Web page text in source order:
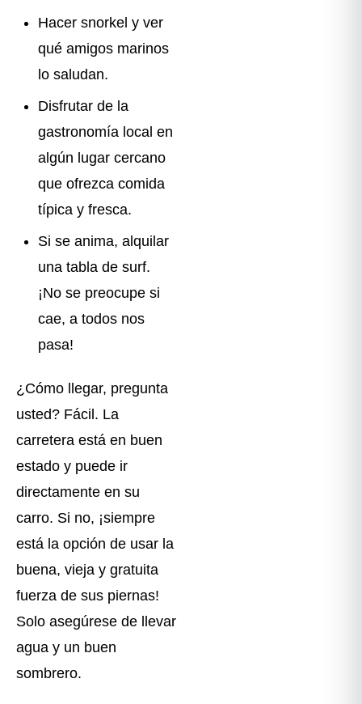
Hacer snorkel y ver
qué amigos marinos
lo saludan.
Disfrutar de la
gastronomía local en
algún lugar cercano
que ofrezca comida
típica y fresca.
Si se anima, alquilar
una tabla de surf.
¡No se preocupe si
cae, a todos nos
pasa!
¿Cómo llegar, pregunta
usted? Fácil. La
carretera está en buen
estado y puede ir
directamente en su
carro. Si no, ¡siempre
está la opción de usar la
buena, vieja y gratuita
fuerza de sus piernas!
Solo asegúrese de llevar
agua y un buen
sombrero.